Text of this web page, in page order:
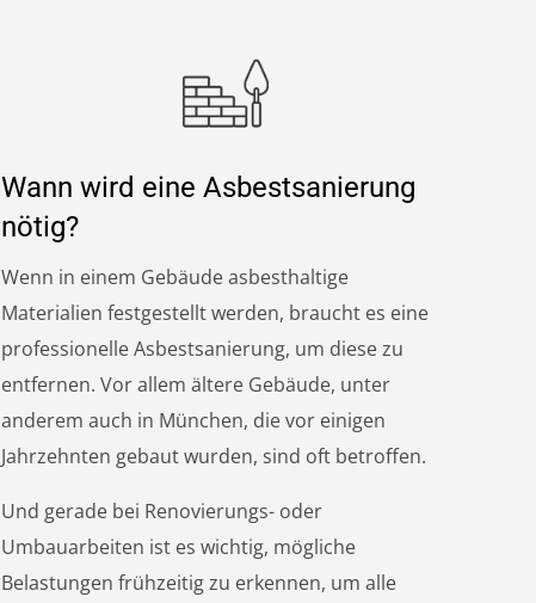
Wann wird eine Asbestsanierung
nötig?
Wenn in einem Gebäude asbesthaltige
Materialien festgestellt werden, braucht es eine
professionelle Asbestsanierung, um diese zu
entfernen. Vor allem ältere Gebäude, unter
anderem auch in München, die vor einigen
Jahrzehnten gebaut wurden, sind oft betroffen.
Und gerade bei Renovierungs- oder
Umbauarbeiten ist es wichtig, mögliche
Belastungen frühzeitig zu erkennen, um alle